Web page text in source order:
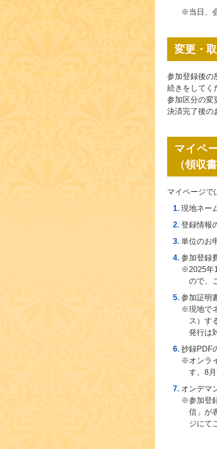
※当日、
変更・
参加登録後の
続きをしてく
参加区分の変
決済完了後の
マイペ
（領収
マイページで
現地ネー
登録情報
単位のお
参加登録
※2025年
ので、
参加証明
※現地で
ス）す
発行は
抄録PDF
※オンラ
す。8
オンデマ
※参加登
信」が
ジにて